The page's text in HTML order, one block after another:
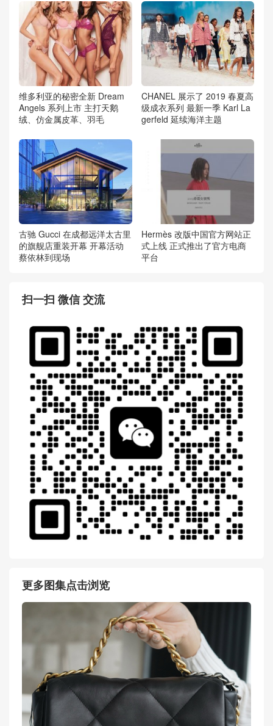
维多利亚的秘密全新 Dream
Angels 系列上市 主打天鹅
绒、仿金属皮革、羽毛
CHANEL 展示了 2019 春夏高
级成衣系列 最新一季 Karl La
gerfeld 延续海洋主题
古驰 Gucci 在成都远洋太古里
的旗舰店重装开幕 开幕活动
蔡依林到现场
Hermès 改版中国官方网站正
式上线 正式推出了官方电商
平台
扫一扫 微信 交流
更多图集点击浏览